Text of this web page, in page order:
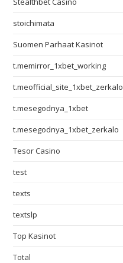
stoichimata
Suomen Parhaat Kasinot
t.memirror_1xbet_working
t.meofficial_site_1xbet_zerkalo
t.mesegodnya_1xbet
t.mesegodnya_1xbet_zerkalo
Tesor Casino
test
texts
textslp
Top Kasinot
Total